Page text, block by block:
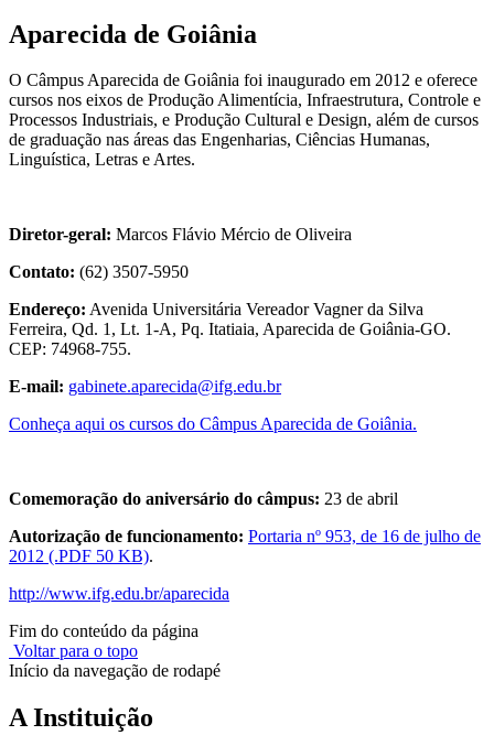
Aparecida de Goiânia
O Câmpus Aparecida de Goiânia foi inaugurado em 2012 e oferece
cursos nos eixos de Produção Alimentícia, Infraestrutura, Controle e
Processos Industriais, e Produção Cultural e Design, além de cursos
de graduação nas áreas das Engenharias, Ciências Humanas,
Linguística, Letras e Artes.
Diretor-geral: Marcos Flávio Mércio de Oliveira
Contato: (62) 3507-5950
Endereço: Avenida Universitária Vereador Vagner da Silva
Ferreira, Qd. 1, Lt. 1-A, Pq. Itatiaia, Aparecida de Goiânia-GO.
CEP: 74968-755.
E-mail: gabinete.aparecida@ifg.edu.br
Conheça aqui os cursos do Câmpus Aparecida de Goiânia.
Comemoração do aniversário do câmpus: 23 de abril
Autorização de funcionamento: Portaria nº 953, de 16 de julho de
2012 (.PDF 50 KB).
http://www.ifg.edu.br/aparecida
Fim do conteúdo da página
Voltar para o topo
Início da navegação de rodapé
A Instituição